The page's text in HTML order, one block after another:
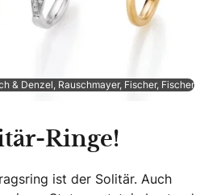
& Denzel, Rauschmayer, Fischer, Fischer
Ringe!
ist der Solitär. Auch